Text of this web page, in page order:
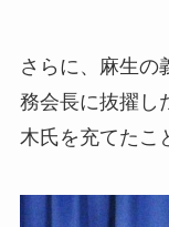
さらに、麻生の
務会長に抜擢し
木氏を充てたこ